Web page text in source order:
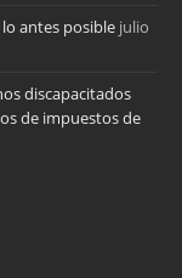
antes posible julio
discapacitados
de impuestos de